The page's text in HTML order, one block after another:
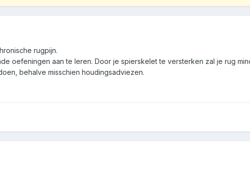
rugpijn.
oefeningen aan te leren. Door je spierskelet te versterken zal je rug
behalve misschien houdingsadviezen.